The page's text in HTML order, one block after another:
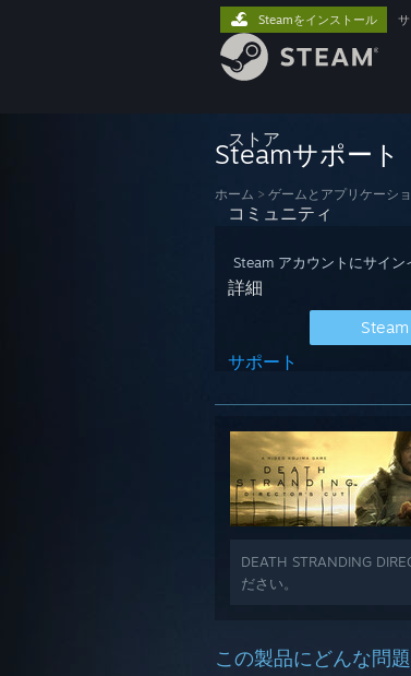
ストア
コミュニティ
詳細
サポート
Steamをインストール
Steamサポート
ホーム > ゲームとアプリケーシ
Steam アカウントにサイ
DEATH STRANDING
ださい。
この製品にどんな問